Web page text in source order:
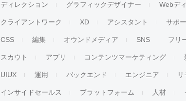
ディレクション グラフィックデザイナー Webデ
クライアントワーク XD アシスタント サポ
CSS 編集 オウンドメディア SNS フリ
スカウト アプリ コンテンツマーケティング
UIUX 運用 バックエンド エンジニア
インサイドセールス プラットフォーム 人材